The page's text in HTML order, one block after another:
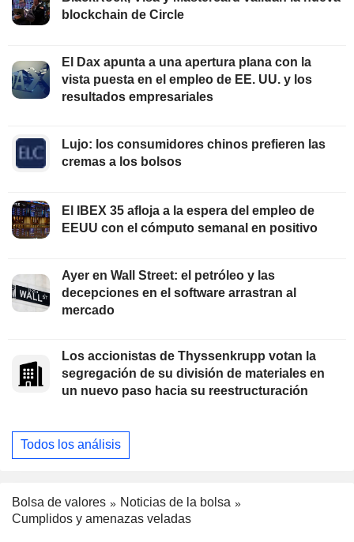
blockchain de Circle
El Dax apunta a una apertura plana con la
vista puesta en el empleo de EE. UU. y los
resultados empresariales
Lujo: los consumidores chinos prefieren las
cremas a los bolsos
El IBEX 35 afloja a la espera del empleo de
EEUU con el cómputo semanal en positivo
Ayer en Wall Street: el petróleo y las
decepciones en el software arrastran al
mercado
Los accionistas de Thyssenkrupp votan la
segregación de su división de materiales en
un nuevo paso hacia su reestructuración
Todos los análisis
Bolsa de valores
Noticias de la bolsa
Cumplidos y amenazas veladas